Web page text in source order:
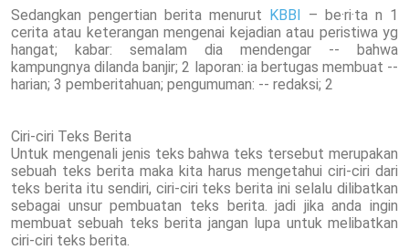
Sedangkan pengertian berita menurut KBBI – be·ri·ta n 1
cerita atau keterangan mengenai kejadian atau peristiwa yg
hangat; kabar: semalam dia mendengar -- bahwa
kampungnya dilanda banjir; 2 laporan: ia bertugas membuat --
harian; 3 pemberitahuan; pengumuman: -- redaksi; 2
Ciri-ciri Teks Berita
Untuk mengenali jenis teks bahwa teks tersebut merupakan
sebuah teks berita maka kita harus mengetahui ciri-ciri dari
teks berita itu sendiri, ciri-ciri teks berita ini selalu dilibatkan
sebagai unsur pembuatan teks berita. jadi jika anda ingin
membuat sebuah teks berita jangan lupa untuk melibatkan
ciri-ciri teks berita.